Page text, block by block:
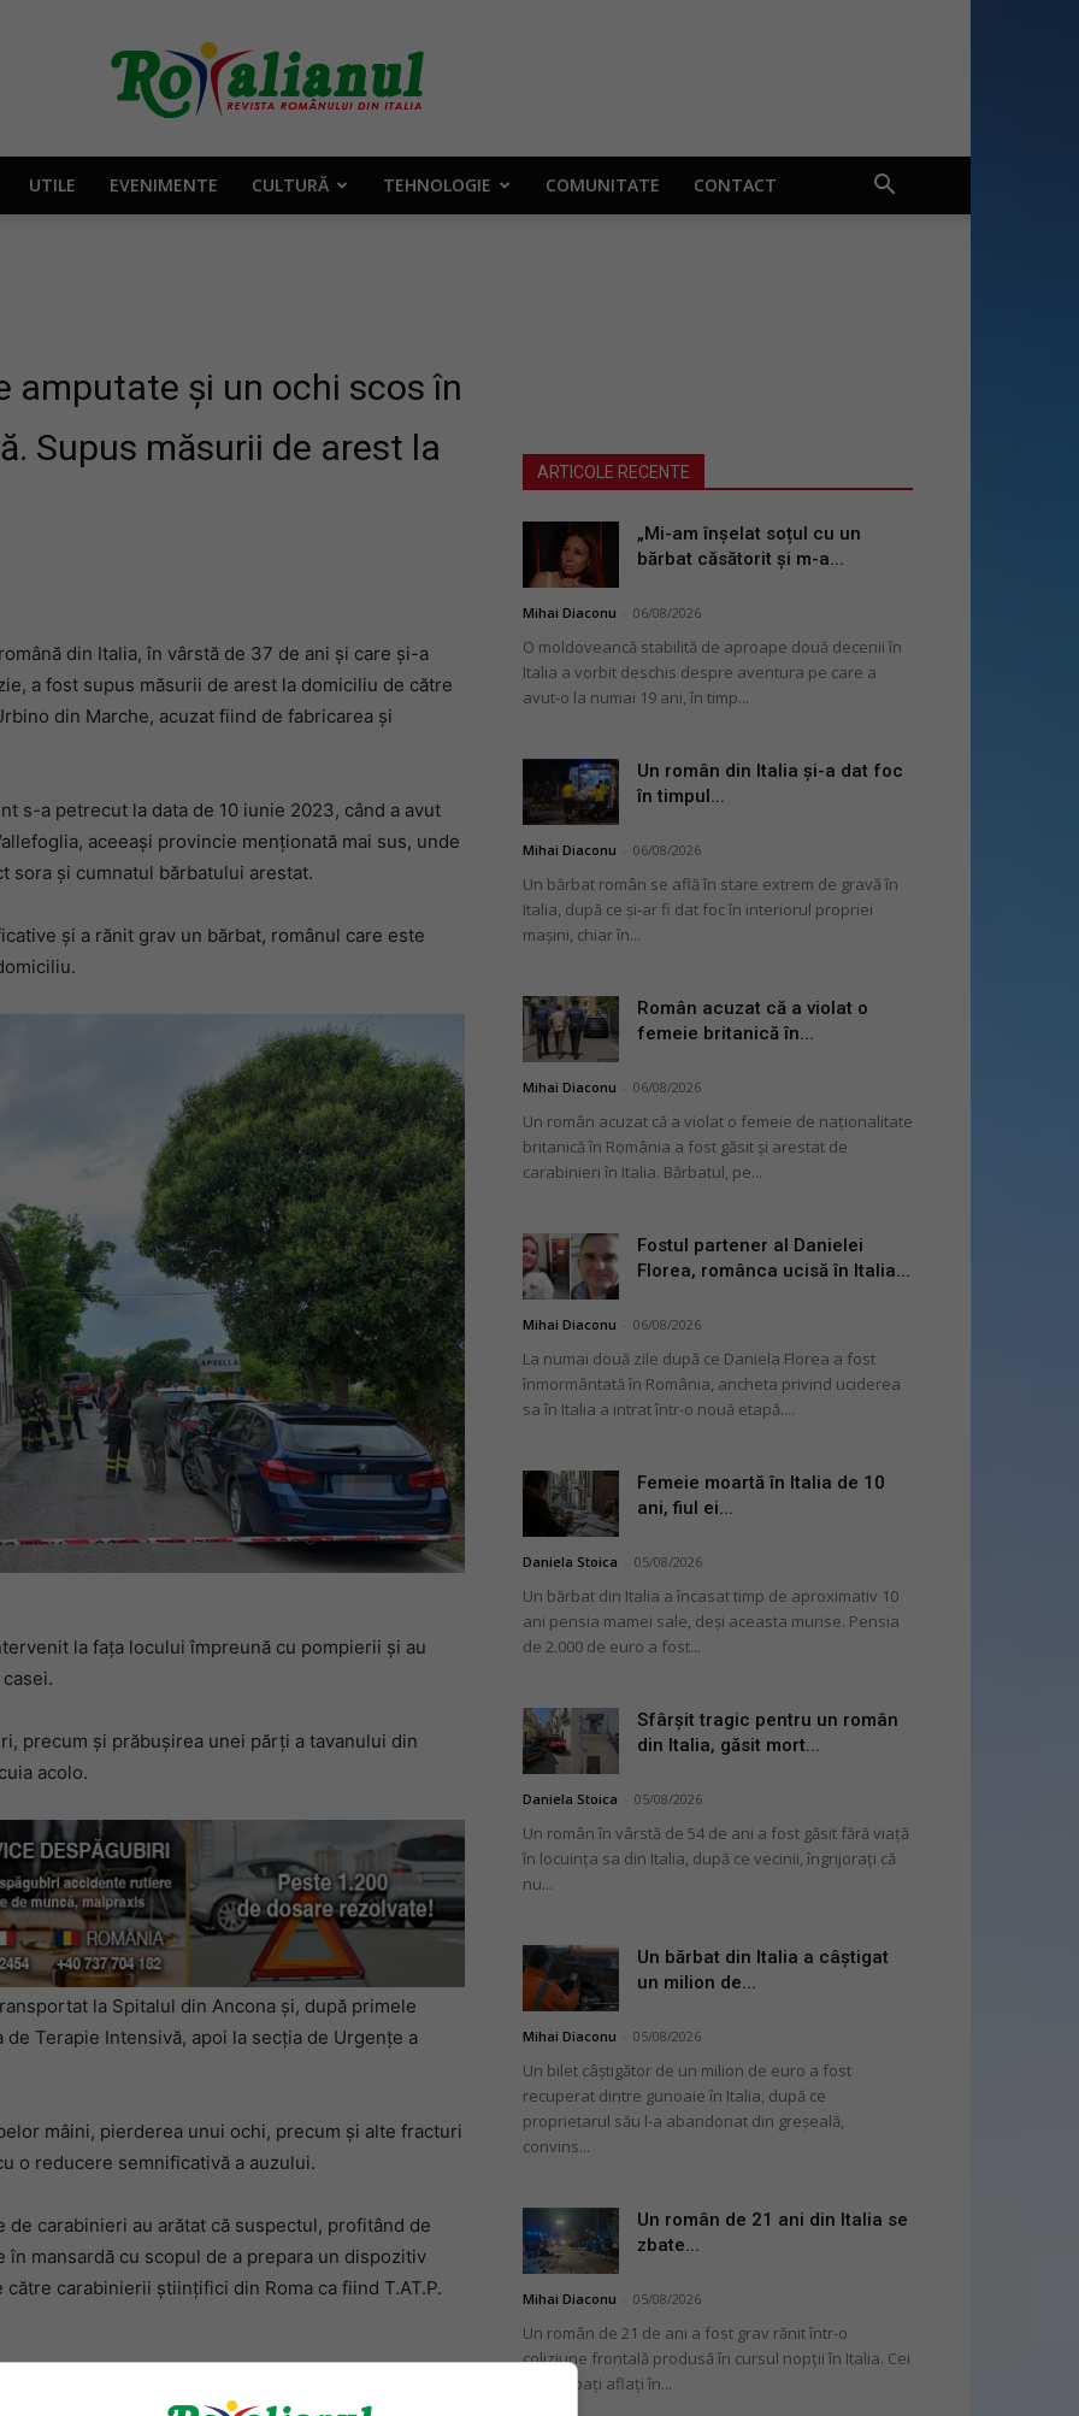
Rotalianul
românului
din
UTILE EVENIMENTE CULTURĂ TEHNOLOGIE COMUNITATE CONTACT
amputate și un ochi scos în
Supus măsurii de arest la
din Italia, în vârstă de 37 de ani și care și-a
a fost supus măsurii de arest la domiciliu de către
din Marche, acuzat fiind de fabricarea și
s-a petrecut la data de 10 iunie 2023, când a avut
aceeași provincie menționată mai sus, unde
sora și cumnatul bărbatului arestat.
și a rănit grav un bărbat, românul care este
la fața locului împreună cu pompierii și au
precum și prăbușirea unei părți a tavanului din
acolo.
la Spitalul din Ancona și, după primele
Terapie Intensivă, apoi la secția de Urgențe a
mâini, pierderea unui ochi, precum și alte fracturi
o reducere semnificativă a auzului.
carabinieri au arătat că suspectul, profitând de
mansardă cu scopul de a prepara un dispozitiv
carabinierii științifici din Roma ca fiind T.AT.P.
foarte ridicat, care poate fi realizată artizanal
ARTICOLE RECENTE
„Mi-am înșelat soțul cu un
bărbat căsătorit și m-a...
Mihai Diaconu 06/08/2026
O moldoveancă stabilită de aproape două decenii în
Italia a vorbit deschis despre aventura pe care a
avut-o la numai 19 ani, în timp...
Un român din Italia și-a dat foc
în timpul...
Mihai Diaconu 06/08/2026
Un bărbat român se află în stare extrem de gravă în
Italia, după ce și-ar fi dat foc în interiorul propriei
mașini, chiar în...
Român acuzat că a violat o
femeie britanică în...
Mihai Diaconu 06/08/2026
Un român acuzat că a violat o femeie de naționalitate
britanică în România a fost găsit și arestat de
carabinieri în Italia. Bărbatul, pe...
Fostul partener al Danielei
Florea, românca ucisă în Italia...
Mihai Diaconu 06/08/2026
La numai două zile după ce Daniela Florea a fost
înmormântată în România, ancheta privind uciderea
sa în Italia a intrat într-o nouă etapă....
Femeie moartă în Italia de 10
ani, fiul ei...
Daniela Stoica 05/08/2026
Un bărbat din Italia a încasat timp de aproximativ 10
ani pensia mamei sale, deși aceasta murise. Pensia
de 2.000 de euro a fost...
Sfârșit tragic pentru un român
din Italia, găsit mort...
Daniela Stoica 05/08/2026
Un român în vârstă de 54 de ani a fost găsit fără viață
în locuința sa din Italia, după ce vecinii, îngrijorați că
nu...
Un bărbat din Italia a câștigat
un milion de...
Mihai Diaconu 05/08/2026
Un bilet câștigător de un milion de euro a fost
recuperat dintre gunoaie în Italia, după ce
proprietarul său l-a abandonat din greșeală,
convins...
Un român de 21 ani din Italia se
zbate...
Mihai Diaconu 05/08/2026
Un român de 21 de ani a fost grav rănit într-o
coliziune frontală produsă în cursul nopții în Italia. Cei
doi bărbați aflați în...